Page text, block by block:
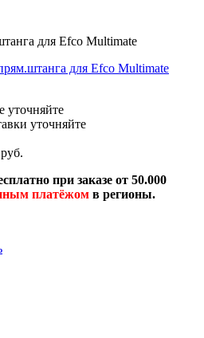
уточняйте
уточняйте
при заказе от 50.000
платёжом в регионы.